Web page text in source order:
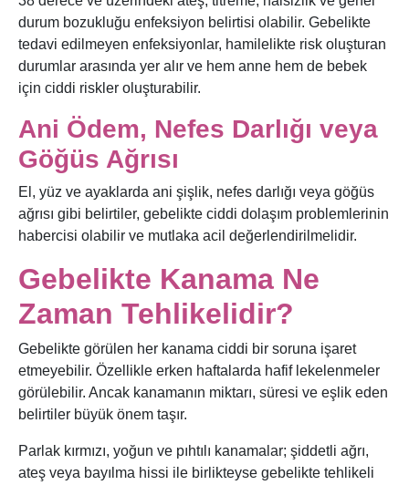
durum bozukluğu enfeksiyon belirtisi olabilir. Gebelikte
tedavi edilmeyen enfeksiyonlar, hamilelikte risk oluşturan
durumlar arasında yer alır ve hem anne hem de bebek
için ciddi riskler oluşturabilir.
Ani Ödem, Nefes Darlığı veya
Göğüs Ağrısı
El, yüz ve ayaklarda ani şişlik, nefes darlığı veya göğüs
ağrısı gibi belirtiler, gebelikte ciddi dolaşım problemlerinin
habercisi olabilir ve mutlaka acil değerlendirilmelidir.
Gebelikte Kanama Ne
Zaman Tehlikelidir?
Gebelikte görülen her kanama ciddi bir soruna işaret
etmeyebilir. Özellikle erken haftalarda hafif lekelenmeler
görülebilir. Ancak kanamanın miktarı, süresi ve eşlik eden
belirtiler büyük önem taşır.
Parlak kırmızı, yoğun ve pıhtılı kanamalar; şiddetli ağrı,
ateş veya bayılma hissi ile birlikteyse gebelikte tehlikeli